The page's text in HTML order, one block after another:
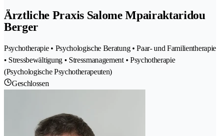
Ärztliche Praxis Salome Mpairaktaridou
Berger
Psychotherapie • Psychologische Beratung • Paar- und Familientherapie
• Stressbewältigung • Stressmanagement • Psychotherapie
(Psychologische Psychotherapeuten)
Geschlossen